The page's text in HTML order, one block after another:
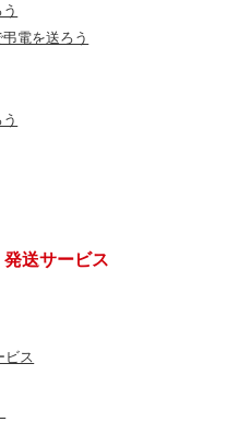
電を送ろう
送サービス
ビス